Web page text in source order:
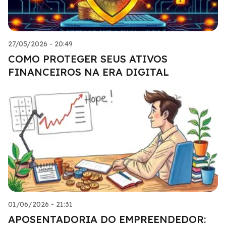
27/05/2026 - 20:49
COMO PROTEGER SEUS ATIVOS
FINANCEIROS NA ERA DIGITAL
01/06/2026 - 21:31
APOSENTADORIA DO EMPREENDEDOR: